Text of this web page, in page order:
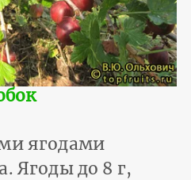
ягодами
Ягоды до 8 г,